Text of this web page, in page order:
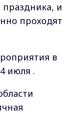
праздника, и
проходят
в
июля .